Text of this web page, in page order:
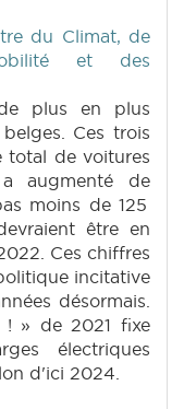
du Climat, de
et des
plus en plus
Ces trois
total de voitures
augmenté de
moins de 125
être en
Ces chiffres
incitative
désormais.
! » de 2021 fixe
électriques
d'ici 2024.